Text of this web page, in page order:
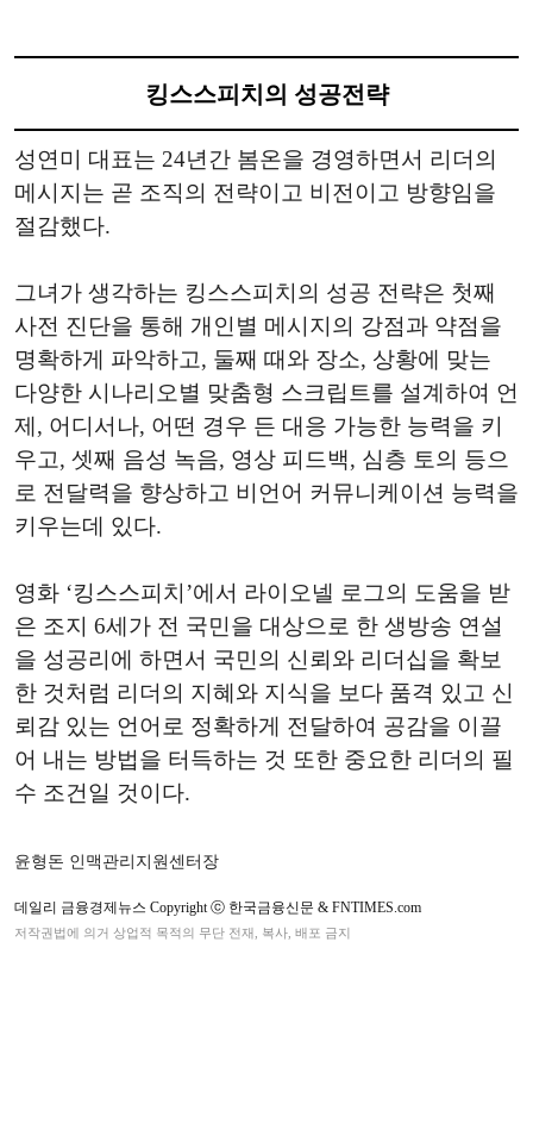
킹스스피치의 성공전략
성연미 대표는 24년간 봄온을 경영하면서 리더의
메시지는 곧 조직의 전략이고 비전이고 방향임을
절감했다.
그녀가 생각하는 킹스스피치의 성공 전략은 첫째
사전 진단을 통해 개인별 메시지의 강점과 약점을
명확하게 파악하고, 둘째 때와 장소, 상황에 맞는
다양한 시나리오별 맞춤형 스크립트를 설계하여 언
제, 어디서나, 어떤 경우 든 대응 가능한 능력을 키
우고, 셋째 음성 녹음, 영상 피드백, 심층 토의 등으
로 전달력을 향상하고 비언어 커뮤니케이션 능력을
키우는데 있다.
영화 ‘킹스스피치’에서 라이오넬 로그의 도움을 받
은 조지 6세가 전 국민을 대상으로 한 생방송 연설
을 성공리에 하면서 국민의 신뢰와 리더십을 확보
한 것처럼 리더의 지혜와 지식을 보다 품격 있고 신
뢰감 있는 언어로 정확하게 전달하여 공감을 이끌
어 내는 방법을 터득하는 것 또한 중요한 리더의 필
수 조건일 것이다.
윤형돈 인맥관리지원센터장
데일리 금융경제뉴스 Copyright ⓒ 한국금융신문 & FNTIMES.com
저작권법에 의거 상업적 목적의 무단 전재, 복사, 배포 금지